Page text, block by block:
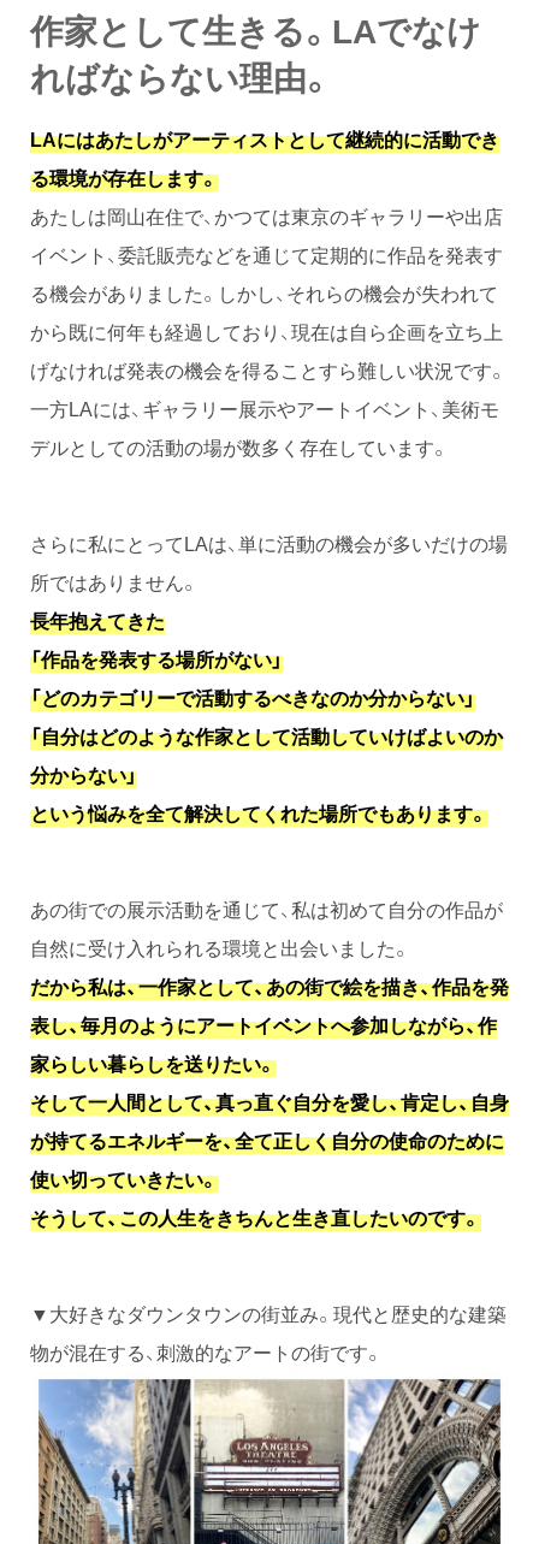
作家として生きる。LAでなけ
ればならない理由。
LAにはあたしがアーティストとして継続的に活動でき
る環境が存在します。
あたしは岡山在住で、かつては東京のギャラリーや出店
イベント、委託販売などを通じて定期的に作品を発表す
る機会がありました。しかし、それらの機会が失われて
から既に何年も経過しており、現在は自ら企画を立ち上
げなければ発表の機会を得ることすら難しい状況です。
一方LAには、ギャラリー展示やアートイベント、美術モ
デルとしての活動の場が数多く存在しています。
さらに私にとってLAは、単に活動の機会が多いだけの場
所ではありません。
長年抱えてきた
「作品を発表する場所がない」
「どのカテゴリーで活動するべきなのか分からない」
「自分はどのような作家として活動していけばよいのか
分からない」
という悩みを全て解決してくれた場所でもあります。
あの街での展示活動を通じて、私は初めて自分の作品が
自然に受け入れられる環境と出会いました。
だから私は、一作家として、あの街で絵を描き、作品を発
表し、毎月のようにアートイベントへ参加しながら、作
家らしい暮らしを送りたい。
そして一人間として、真っ直ぐ自分を愛し、肯定し、自身
が持てるエネルギーを、全て正しく自分の使命のために
使い切っていきたい。
そうして、この人生をきちんと生き直したいのです。
▼大好きなダウンタウンの街並み。現代と歴史的な建築
物が混在する、刺激的なアートの街です。